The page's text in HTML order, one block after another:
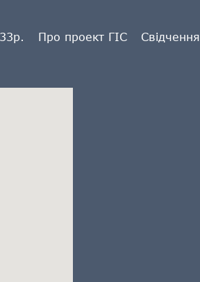
Про проект ГІС Свідчення